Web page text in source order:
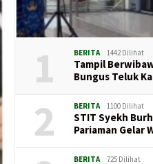
1 BERITA 1442 Dilihat
Tampil
Bungus Teluk
2 BERITA 1100 Dilihat
STIT Syekh
Pariaman Gelar
BERITA 725 Dilihat